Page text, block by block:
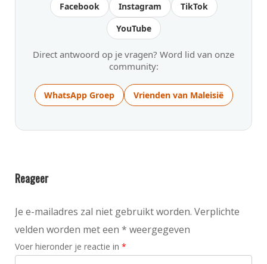
Facebook Instagram
TikTok
YouTube
Direct antwoord op je vragen? Word lid van onze
community:
WhatsApp Groep Vrienden van Maleisië
Reageer
Je e-mailadres zal niet gebruikt worden. Verplichte
velden worden met een * weergegeven
Voer hieronder je reactie in *